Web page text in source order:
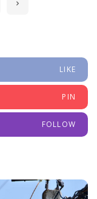
LIKE
PIN
FOLLOW